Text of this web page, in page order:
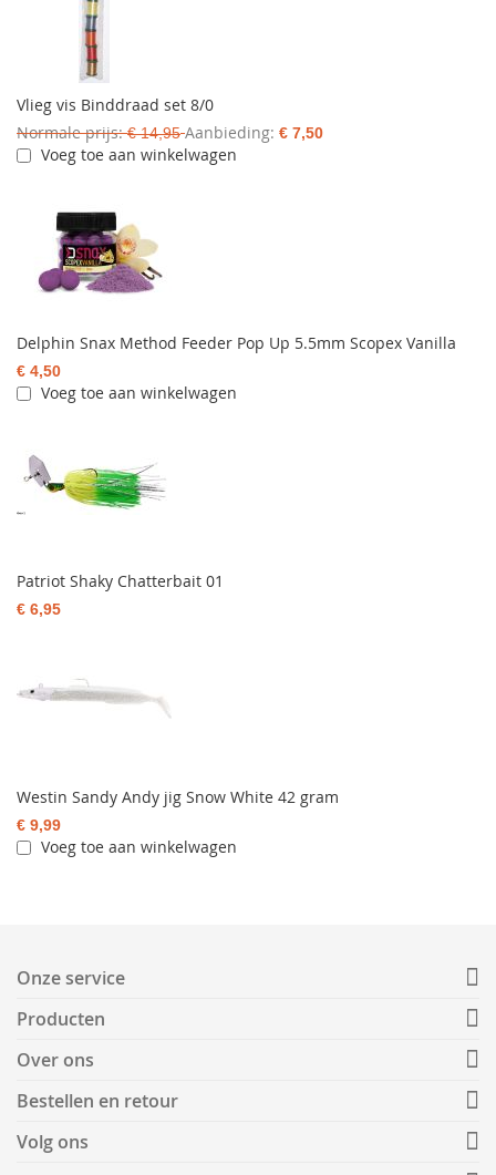
Vlieg vis Binddraad set 8/0
Normale prijs € 14,95 Aanbieding € 7,50
Voeg toe aan winkelwagen
Delphin Snax Method Feeder Pop Up 5.5mm Scopex Vanilla
€ 4,50
Voeg toe aan winkelwagen
Patriot Shaky Chatterbait 01
€ 6,95
Westin Sandy Andy jig Snow White 42 gram
€ 9,99
Voeg toe aan winkelwagen
Onze service
Producten
Over ons
Bestellen en retour
Volg ons